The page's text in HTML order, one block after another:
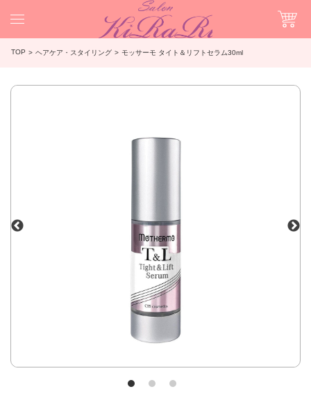
TOP ヘアケア・スタイリング モッサーモ タイト＆リフトセラム30ml